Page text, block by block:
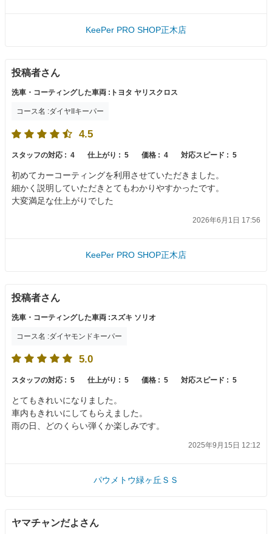
KeePer PRO SHOP正木店
投稿者さん
洗車・コーティングした車両 :トヨタ ヤリスクロス
コース名 :ダイヤIIキーパー
4.5
スタッフの対応 : 4 仕上がり : 5 価格 : 4 対応スピード : 5
初めてカーコーティングを利用させていただきました。
細かく説明していただきとてもわかりやすかったです。
大変満足な仕上がりでした
2026年6月1日 17:56
KeePer PRO SHOP正木店
投稿者さん
洗車・コーティングした車両 :スズキ ソリオ
コース名 :ダイヤモンドキーパー
5.0
スタッフの対応 : 5 仕上がり : 5 価格 : 5 対応スピード : 5
とてもきれいになりました。
車内もきれいにしてもらえました。
雨の日、どのくらい弾くか楽しみです。
2025年9月15日 12:12
パウメトウ緑ヶ丘ＳＳ
ヤマチャンだよさん